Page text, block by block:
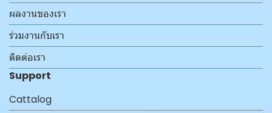
ผลงานของเรา
ร่วมงานกับเรา
ติดต่อเรา
Support
Cattalog